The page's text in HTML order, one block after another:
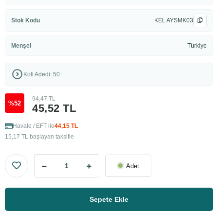
Stok Kodu KEL AYSMK03
Menşei Türkiye
Koli Adedi: 50
%52 45,52 TL
94,47 TL
Havale / EFT ile44,15 TL
15,17 TL başlayan taksitle
Adet
Sepete Ekle